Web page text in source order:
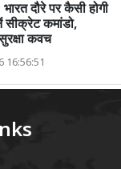
दौरे पर कैसी होगी
सीक्रेट कमांडो,
कवच
16:56:51